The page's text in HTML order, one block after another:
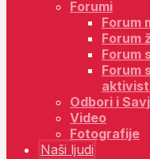
Forumi
Forum
Forum
Forum
Forum
Odbori i
Video
Fotografije
Naši ljudi